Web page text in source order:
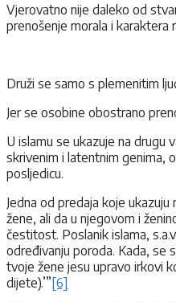
Vjerovatno nije daleko od
prenošenje morala i karaktera
Druži se samo s plemenitim
Jer se osobine obostrano
U islamu se ukazuje na drugu
skrivenim i latentnim genima,
posljedicu.
Jedna od predaja koje
žene, ali da u njegovom i
čestitost. Poslanik islama,
određivanju poroda. Kada, se
tvoje žene jesu upravo irkovi
dijete).’”[6]